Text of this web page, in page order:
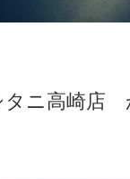
ニ高崎店